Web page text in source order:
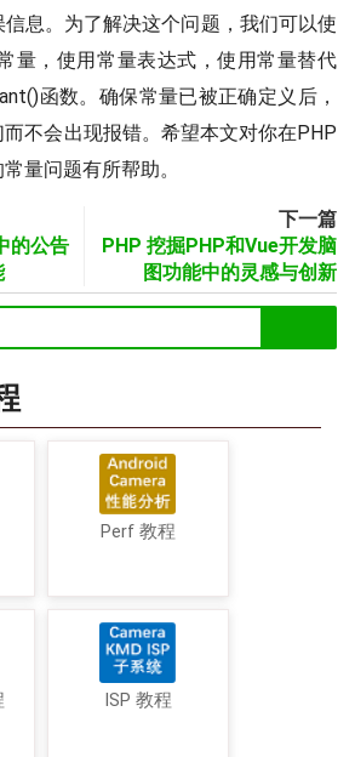
息。为了解决这个问题，我们可以使
量，使用常量表达式，使用常量替代
函数。确保常量已被正确定义后，
不会出现报错。希望本文对你在PHP
量问题有所帮助。
的公告
下一篇
PHP 挖掘PHP和Vue开发脑
图功能中的灵感与创新
Perf 教程
ISP 教程